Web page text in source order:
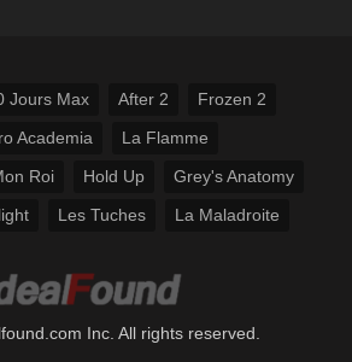
Jours Max After 2
Frozen 2
Academia
La Flamme
Roi Hold Up
Grey's Anatomy
Les Tuches La Maladroite
Inc. All rights reserved.